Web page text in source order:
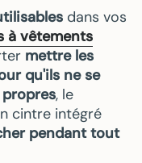
dans vos
à vêtements
mettre les
qu'ils ne se
, le
cintre intégré
pendant tout